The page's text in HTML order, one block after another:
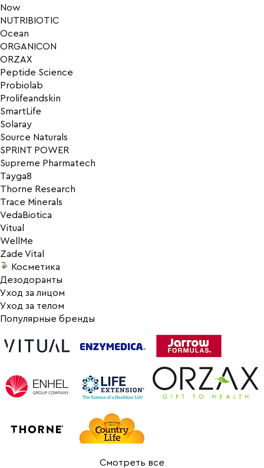
Now
NUTRIBIOTIC
Ocean
ORGANICON
ORZAX
Peptide Science
Probiolab
Prolifeandskin
SmartLife
Solaray
Source Naturals
SPRINT POWER
Supreme Pharmatech
Tayga8
Thorne Research
Trace Minerals
VedaBiotica
Vitual
WellMe
Zade Vital
Косметика
Дезодоранты
Уход за лицом
Уход за телом
Популярные бренды
Смотреть все